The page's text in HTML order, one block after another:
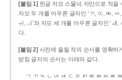
[붙임 1] 한글 자모 스물넉 자만으로 적을
자모 두 개를 어우른 글자인 ‘ㄲ, ㄸ, ㅃ, ㅆ,
ㅟ, ㅢ’와 자모 세 개를 어우른 글자인 ‘ㅙ,
다.
[붙임 2] 사전에 올릴 적의 순서를 명확하
받침 글자의 순서는 아래와 같다.
ㄱ ㄲ ㄳ ㄴ ㄵ ㄶ ㄷ ㄹ ㄺ ㄻ ㄼ ㄽ ㄾ